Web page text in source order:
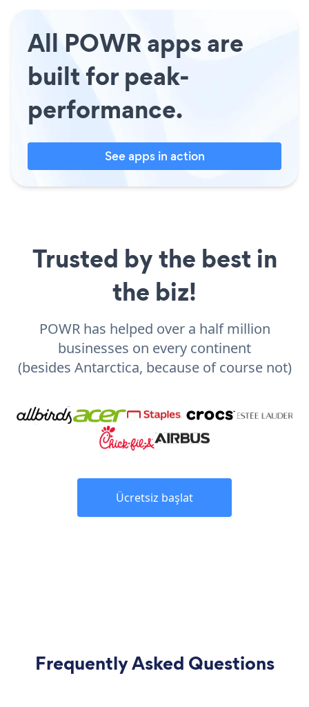
All POWR apps are
built for peak-
performance.
See apps in action
Trusted by the best in
the biz!
POWR has helped over a half million
businesses on every continent
(besides Antarctica, because of course not)
Ücretsiz başlat
Frequently Asked Questions